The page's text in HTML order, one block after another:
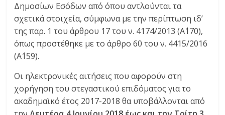
Δημοσίων Εσόδων από όπου αντλούνται τα
σχετικά στοιχεία, σύμφωνα με την περίπτωση ιδ’
της παρ. 1 του άρθρου 17 του ν. 4174/2013 (Α΄170),
όπως προστέθηκε με το άρθρο 60 του ν. 4415/2016
(Α΄159).
Οι ηλεκτρονικές αιτήσεις που αφορούν στη
χορήγηση του στεγαστικού επιδόματος για το
ακαδημαϊκό έτος 2017-2018 θα υποβάλλονται από